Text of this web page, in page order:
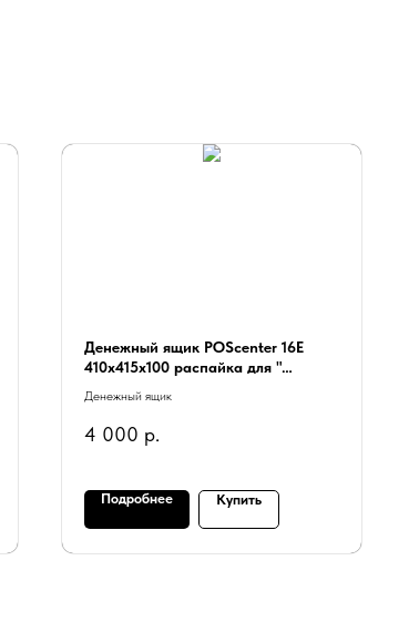
Денежный ящик POScenter 16E
410x415x100 распайка для "
Денежный ящик
4 000 р.
Подробнее Купить